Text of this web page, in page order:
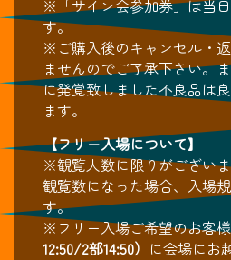
※「サイン会参加券」は当
す。
※ご購入後のキャンセル・
ませんのでご了承下さい。
に発覚致しました不良品は
ます。
【フリー入場について】
※観覧人数に限りがござい
観覧数になった場合、入場
す。
※フリー入場ご希望のお客
12:50/2部14:50） に会場にお